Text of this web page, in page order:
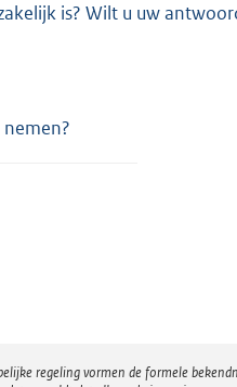
is? Wilt u uw
regeling vormen de formele